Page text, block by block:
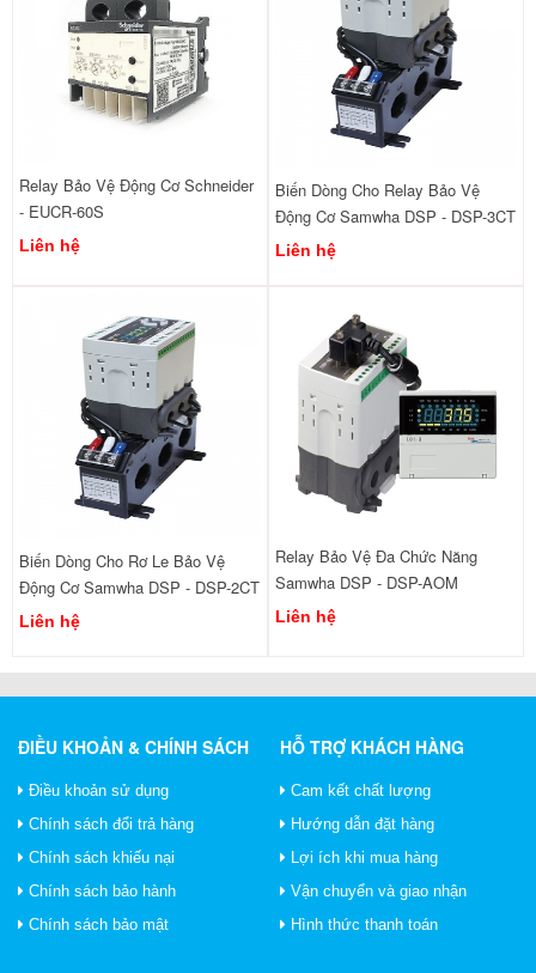
Relay Bảo Vệ Động Cơ Schneider
- EUCR-60S
Liên hệ
Biến Dòng Cho Relay Bảo Vệ
Động Cơ Samwha DSP - DSP-3CT
Liên hệ
Biến Dòng Cho Rơ Le Bảo Vệ
Động Cơ Samwha DSP - DSP-2CT
Liên hệ
Relay Bảo Vệ Đa Chức Năng
Samwha DSP - DSP-AOM
Liên hệ
ĐIỀU KHOẢN & CHÍNH SÁCH
Điều khoản sử dụng
Chính sách đổi trả hàng
Chính sách khiếu nại
Chính sách bảo hành
Chính sách bảo mật
HỖ TRỢ KHÁCH HÀNG
Cam kết chất lượng
Hướng dẫn đặt hàng
Lợi ích khi mua hàng
Vận chuyển và giao nhận
Hình thức thanh toán